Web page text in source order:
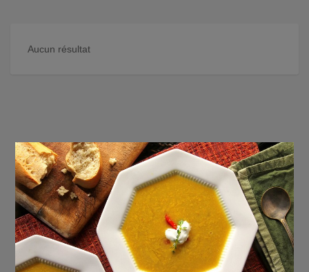
Aucun résultat
×